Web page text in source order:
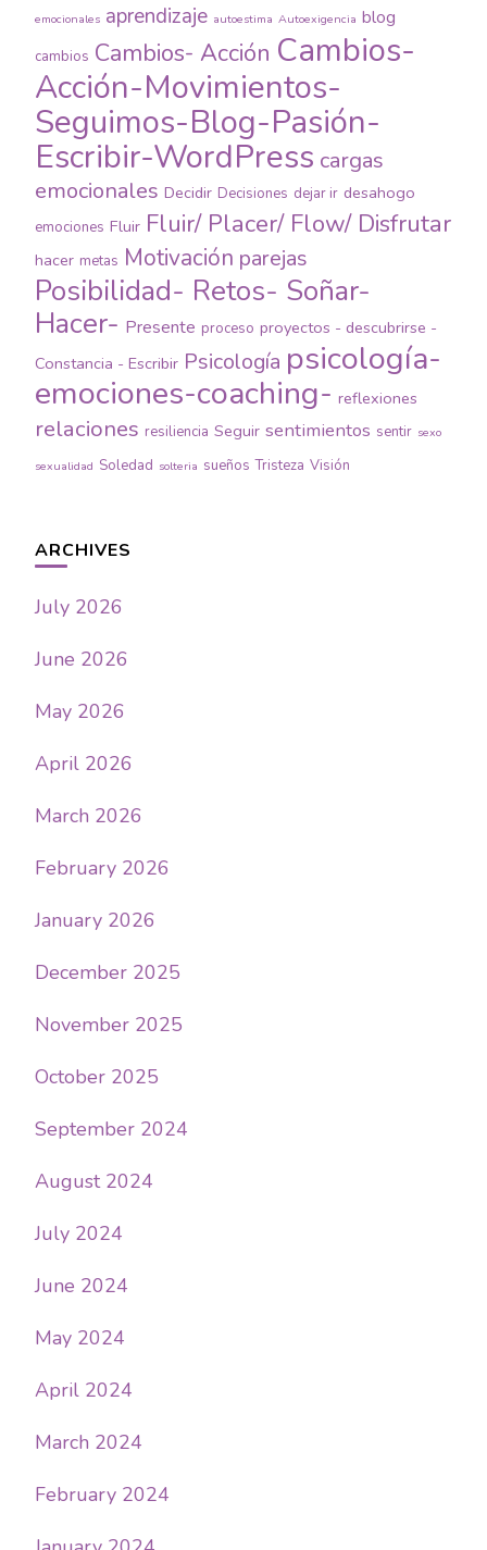
emocionales aprendizaje autoestima Autoexigencia blog
cambios Cambios- Acción Cambios-
Acción-Movimientos-
Seguimos-Blog-Pasión-
Escribir-WordPress cargas
emocionales Decidir Decisiones dejar ir desahogo
emociones Fluir Fluir/ Placer/ Flow/ Disfrutar
hacer metas Motivación parejas
Posibilidad- Retos- Soñar-
Hacer- Presente proceso proyectos - descubrirse -
Constancia - Escribir Psicología psicología-
emociones-coaching- reflexiones
relaciones resiliencia Seguir sentimientos sentir sexo
sexualidad Soledad solteria sueños Tristeza Visión
ARCHIVES
July 2026
June 2026
May 2026
April 2026
March 2026
February 2026
January 2026
December 2025
November 2025
October 2025
September 2024
August 2024
July 2024
June 2024
May 2024
April 2024
March 2024
February 2024